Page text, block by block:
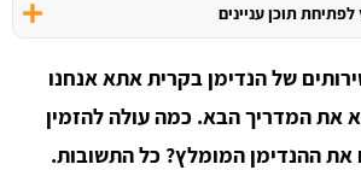
תוכן עניינים
של הנדימן בקרית אתא אנחנו
את המדריך הבא. כמה עולה להזמין
את ההנדימן המומלץ? כל התשובות.